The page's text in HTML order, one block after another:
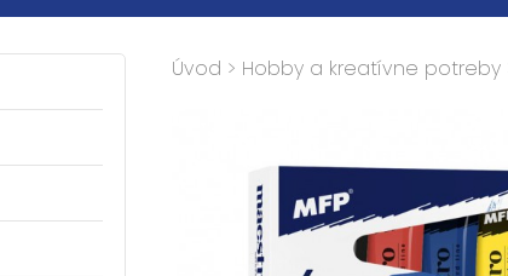
Úvod > Hobby a kreatívne potreby